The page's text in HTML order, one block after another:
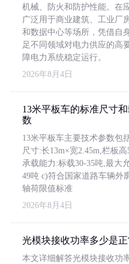
机械、防火和防护性能。在
广泛用于商业建筑、工业厂
和数据中心等场所，凭借自
足不同领域对电力供应的高
障电力系统稳定运行。
2026年8月4日
13米平板车的标准尺寸
数
13米平板车主要技术参数包
尺寸:长13m×宽2.45m,栏板高
承载能力:标载30-35吨,最大
49吨 c)符合国家道路车辆外
轴荷限值标准
2026年8月4日
光模块接收功率多少是正
本文详细解答光模块接收功